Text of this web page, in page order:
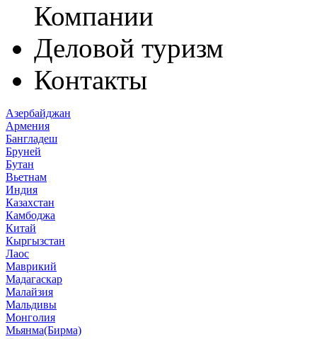
Компании
Деловой туризм
Контакты
Азербайджан
Армения
Бангладеш
Бруней
Бутан
Вьетнам
Индия
Казахстан
Камбоджа
Китай
Кыргызстан
Лаос
Маврикий
Мадагаскар
Малайзия
Мальдивы
Монголия
Мьянма(Бирма)